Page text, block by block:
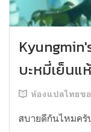
บะหมี่เย็นแ
ห้องแปลไทยข
สบายดีกันไหมครั